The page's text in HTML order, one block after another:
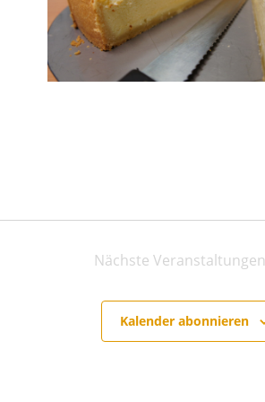
Nächste Veranstaltungen
Kalender abonnieren